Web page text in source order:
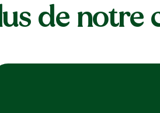
de notre